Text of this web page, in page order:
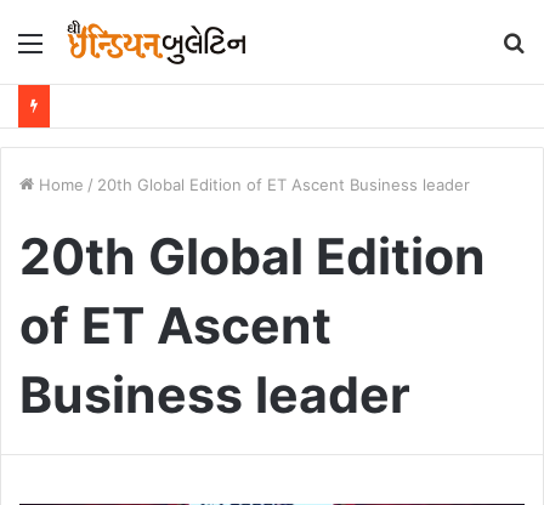
Menu
Home / 20th Global Edition of ET Ascent Business leader
20th Global Edition
of ET Ascent
Business leader